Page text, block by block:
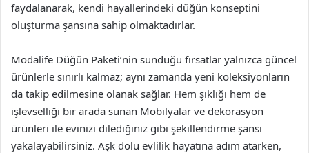
faydalanarak, kendi hayallerindeki düğün konseptini
oluşturma şansına sahip olmaktadırlar.
Modalife Düğün Paketi’nin sunduğu fırsatlar yalnızca güncel
ürünlerle sınırlı kalmaz; aynı zamanda yeni koleksiyonların
da takip edilmesine olanak sağlar. Hem şıklığı hem de
işlevselliği bir arada sunan Mobilyalar ve dekorasyon
ürünleri ile evinizi dilediğiniz gibi şekillendirme şansı
yakalayabilirsiniz. Aşk dolu evlilik hayatına adım atarken,